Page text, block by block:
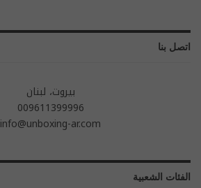
اتصل بنا
بيروت، لبنان
009611399996
info@unboxing-ar.com
الفئات الشعبية